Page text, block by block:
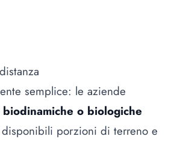
semplice: le aziende
o biologiche
porzioni di terreno e